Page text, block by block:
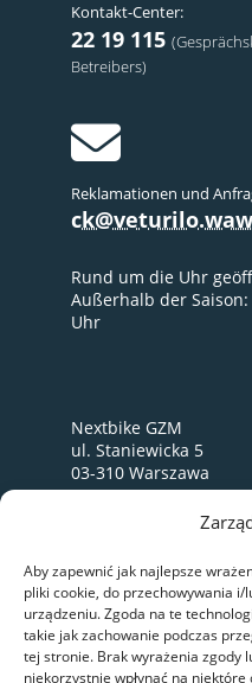
Aby zapewnić jak najlepsze
pliki cookie, do przechowywania
urządzeniu. Zgoda na te
takie jak zachowanie podczas
tej stronie. Brak wyrażenia zgody
niekorzystnie wpłynąć na niektóre
Kontakt-Center:
22 19 115
Betreibers)
Reklamationen und
Rund um die Uhr
Außerhalb der
Uhr
Nextbike GZM
ul. Staniewicka 5
03-310 Warszawa
Datenschutz-